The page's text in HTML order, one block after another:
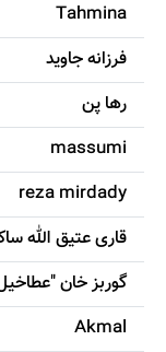
Tahmina
فرزانه جاويد
رها پن
massumi
reza mirdady
قاری عتیق الله
گوربز خان
Akmal